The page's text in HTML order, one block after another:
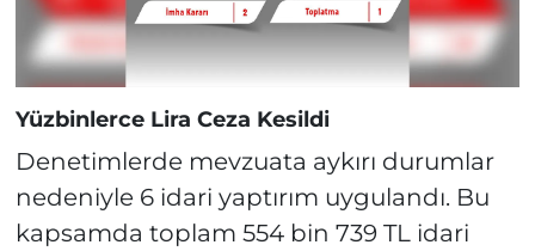
Yüzbinlerce Lira Ceza Kesildi
Denetimlerde mevzuata aykırı durumlar
nedeniyle 6 idari yaptırım uygulandı. Bu
kapsamda toplam 554 bin 739 TL idari